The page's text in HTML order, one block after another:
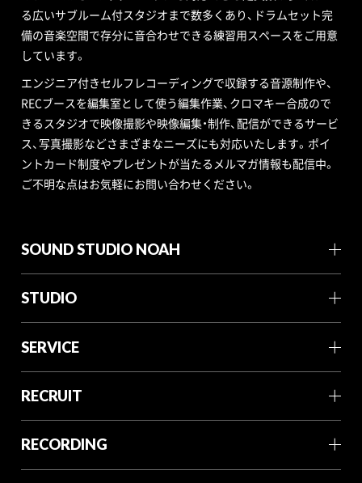
る広いサブルーム付スタジオまで数多くあり、ドラムセット完
備の音楽空間で存分に音合わせできる練習用スペースをご用意
しています。
エンジニア付きセルフレコーディングで収録する音源制作や、
RECブースを編集室として使う編集作業、クロマキー合成ので
きるスタジオで映像撮影や映像編集・制作、配信ができるサービ
ス、写真撮影などさまざまなニーズにも対応いたします。ポイ
ントカード制度やプレゼントが当たるメルマガ情報も配信中。
ご不明な点はお気軽にお問い合わせください。
SOUND STUDIO NOAH
STUDIO
SERVICE
RECRUIT
RECORDING